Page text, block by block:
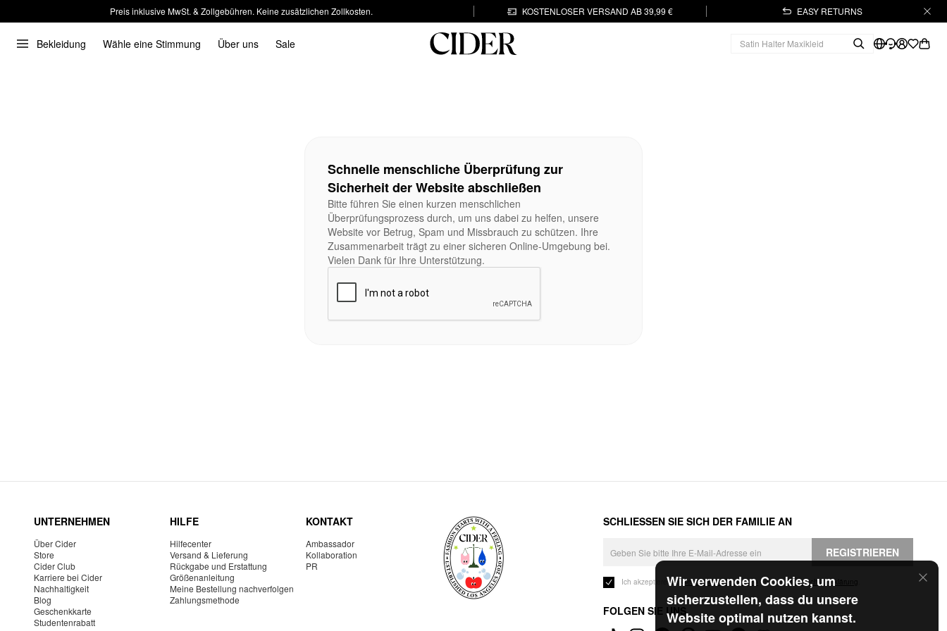
Preis inklusive MwSt. & Zollgebühren. Keine zusätzlichen Zollkosten. KOSTENLOSER VERSAND AB 39,99 € EASY RETURNS
Bekleidung Wähle eine Stimmung Über uns Sale
Wir verwenden Cookies, um
sicherzustellen, dass du unsere
Website optimal nutzen kannst.
Schnelle menschliche Überprüfung zur
Sicherheit der Website abschließen
Bitte führen Sie einen kurzen menschlichen
Überprüfungsprozess durch, um uns dabei zu helfen, unsere
Website vor Betrug, Spam und Missbrauch zu schützen. Ihre
Zusammenarbeit trägt zu einer sicheren Online-Umgebung bei.
Vielen Dank für Ihre Unterstützung.
UNTERNEHMEN
Über Cider
Store
Cider Club
Karriere bei Cider
Nachhaltigkeit
Blog
Geschenkkarte
Studentenrabatt
HILFE
Hilfecenter
Versand & Lieferung
Rückgabe und Erstattung
Größenanleitung
Meine Bestellung nachverfolgen
Zahlungsmethode
KONTAKT
Ambassador
Kollaboration
PR
SCHLIESSEN SIE SICH DER FAMILIE AN
REGISTRIEREN
Ich akzeptiere dieGeschäftsbedingungen und die Datenschutzerklärung
FOLGEN SIE UNS